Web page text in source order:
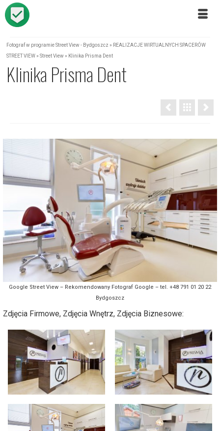
Fotograf w programie Street View - Bydgoszcz » REALIZACJE WIRTUALNYCH SPACERÓW
STREET VIEW» Street View » Klinika Prisma Dent
Klinika Prisma Dent
Google Street View – Rekomendowany Fotograf Google – tel. +48 791 01 20 22
Bydgoszcz
Zdjęcia Firmowe, Zdjęcia Wnętrz, Zdjęcia Biznesowe: